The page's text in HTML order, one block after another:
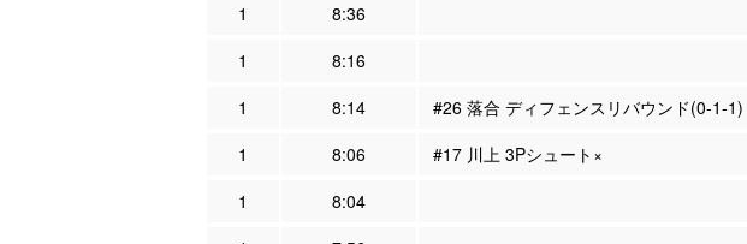
1
8:36
1
8:16
1
8:14
#26 落合 ディフェンスリバウンド(0-1-1)
1
8:06
#17 川上 3Pシュート×
1
8:04